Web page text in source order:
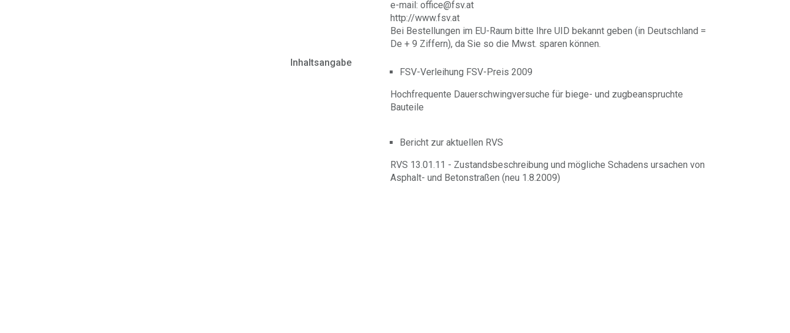
e-mail: office@fsv.at
http://www.fsv.at
Bei Bestellungen im EU-Raum bitte Ihre UID bekannt geben (in Deutschland =
De + 9 Ziffern), da Sie so die Mwst. sparen können.
Inhaltsangabe
FSV-Verleihung FSV-Preis 2009
Hochfrequente Dauerschwingversuche für biege- und zugbeanspruchte
Bauteile
Bericht zur aktuellen RVS
RVS 13.01.11 - Zustandsbeschreibung und mögliche Schadens ursachen von
Asphalt- und Betonstraßen (neu 1.8.2009)